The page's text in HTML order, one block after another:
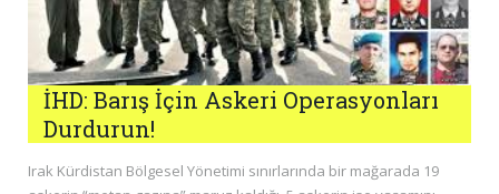
İHD: Barış İçin Askeri Operasyonları
Durdurun!
Irak Kürdistan Bölgesel Yönetimi sınırlarında bir mağarada 19